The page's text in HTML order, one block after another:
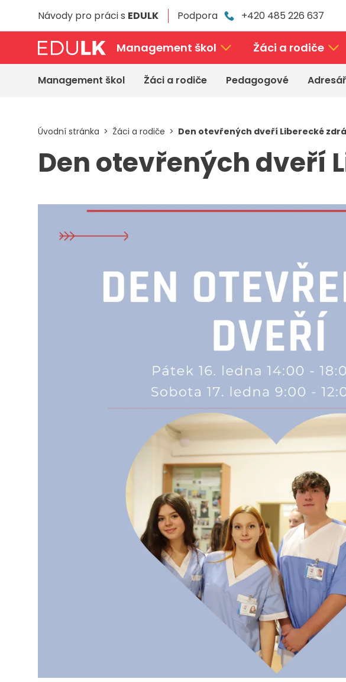
Návody pro práci s EDULK Podpora +420 485 226 637
Management škol Žáci a rodiče
Management škol Žáci a rodiče Pedagogové
Úvodní stránka Žáci a rodiče Den otevřených dveří Liberecké
Den otevřených dveří